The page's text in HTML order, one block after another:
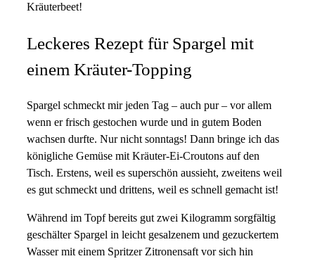
Kräuterbeet!
Leckeres Rezept für Spargel mit
einem Kräuter-Topping
Spargel schmeckt mir jeden Tag – auch pur – vor allem
wenn er frisch gestochen wurde und in gutem Boden
wachsen durfte. Nur nicht sonntags! Dann bringe ich das
königliche Gemüse mit Kräuter-Ei-Croutons auf den
Tisch. Erstens, weil es superschön aussieht, zweitens weil
es gut schmeckt und drittens, weil es schnell gemacht ist!
Während im Topf bereits gut zwei Kilogramm sorgfältig
geschälter Spargel in leicht gesalzenem und gezuckertem
Wasser mit einem Spritzer Zitronensaft vor sich hin